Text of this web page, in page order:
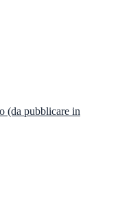
(da pubblicare in